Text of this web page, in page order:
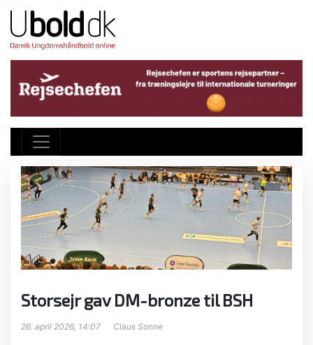
Storsejr gav DM-bronze til BSH
26. april 2026, 14:07 Claus Sonne